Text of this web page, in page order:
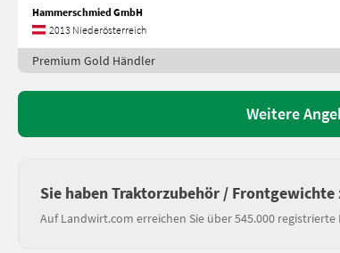
Hammerschmied GmbH
2013 Niederösterreich
Premium Gold Händler
Weitere
Sie haben Traktorzubehör / Frontgewichte
Auf Landwirt.com erreichen Sie über 545.000 registrierte